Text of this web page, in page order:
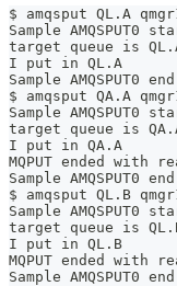
$ amqsput QL.A
Sample AMQSPUT0
target queue is
I put in QL.A
Sample AMQSPUT0 end
$ amqsput QA.A
Sample AMQSPUT0
target queue is
I put in QA.A
MQPUT ended with
Sample AMQSPUT0 end
$ amqsput QL.B
Sample AMQSPUT0
target queue is
I put in QL.B
MQPUT ended with
Sample AMQSPUT0 end